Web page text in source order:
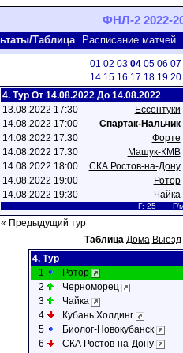
ФНЛ-2 2022-
Таблица Расписание матчей
01 02 03 04 05 06 07
14 15 16 17 18 19 20
4. Тур От 14.08.2022 До 14.08.2022
13.08.2022 17:30
Ессентуки
14.08.2022 17:00
Спартак-Нальчик
14.08.2022 17:30
Форте
14.08.2022 17:30
Машук-КМВ
14.08.2022 18:00
СКА Ростов-на-Дону
14.08.2022 19:00
Ротор
14.08.2022 19:30
Чайка
Г: 25 Г/
« Предыдущий тур
Таблица Дома Выезд
4. Тур
1
Ротор
2
Черноморец
3
Чайка
4
Кубань Холдинг
5
Биолог-Новокубанск
6
СКА Ростов-на-Дону